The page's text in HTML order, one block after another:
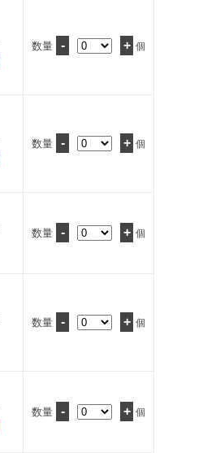
数量 - + 個
数量 - + 個
数量 - + 個
数量 - + 個
数量 - + 個